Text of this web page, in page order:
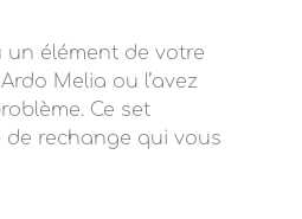
un élément de votre
Melia ou l’avez
Ce set
de rechange qui vous